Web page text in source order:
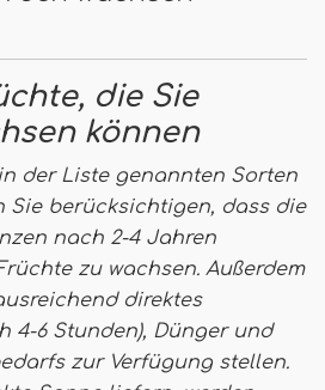
die Sie
können
der Liste genannten Sorten
Sie berücksichtigen, dass die
nach 2-4 Jahren
zu wachsen. Außerdem
direktes
4-6 Stunden), Dünger und
zur Verfügung stellen.